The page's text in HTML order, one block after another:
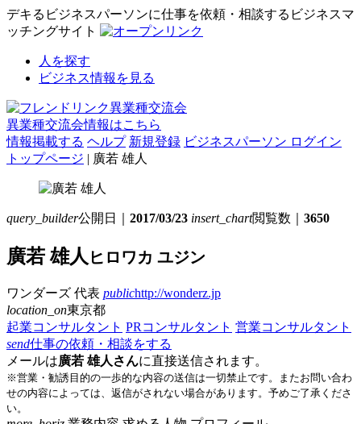
デキるビジネスパーソンに仕事を依頼・相談するビジネスマ
ッチングサイト
人を探す
ビジネス情報を見る
異業種交流会情報はこちら
情報掲載する ヘルプ 新規登録 ビジネスパーソン ログイン
トップページ | 廣若 雄人
query_builder公開日｜ 2017/03/23 insert_chart閲覧数｜ 3650
廣若 雄人 ヒロワカ ユジン
ワンダーズ 代表 publichttp://wonderz.jp
location_on東京都
起業コンサルタント PRコンサルタント 営業コンサルタント
send仕事の依頼・相談をする
メールは廣若 雄人さんに直接送信されます。
※営業・勧誘目的の一歩的な内容の送信は一切禁止です。またお問い合わ
せの内容によっては、返信がされない場合があります。予めご了承くださ
い。